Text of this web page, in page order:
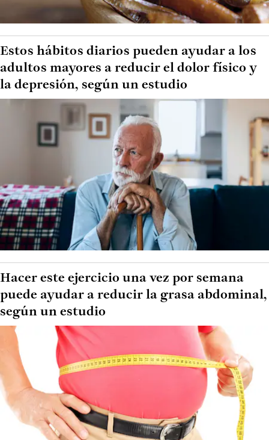
Estos hábitos diarios pueden ayudar a los
adultos mayores a reducir el dolor físico y
la depresión, según un estudio
Hacer este ejercicio una vez por semana
puede ayudar a reducir la grasa abdominal,
según un estudio